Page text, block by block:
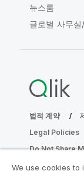
뉴스룸
글로벌 사무실
법적 계약
Legal Policies
Do Not Share
Copyright ©
We use cookies to